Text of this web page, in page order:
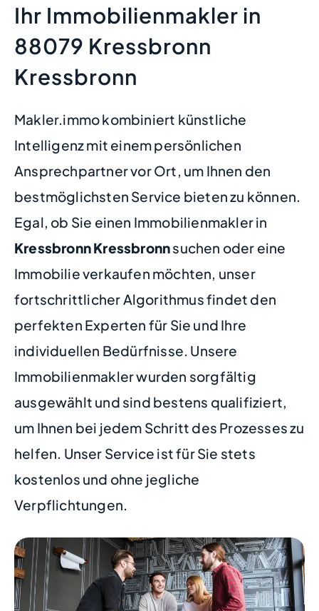
Ihr Immobilienmakler in
88079 Kressbronn
Kressbronn
Makler.immo kombiniert künstliche
Intelligenz mit einem persönlichen
Ansprechpartner vor Ort, um Ihnen den
bestmöglichsten Service bieten zu können.
Egal, ob Sie einen Immobilienmakler in
Kressbronn Kressbronnsuchen oder eine
Immobilie verkaufen möchten, unser
fortschrittlicher Algorithmus findet den
perfekten Experten für Sie und Ihre
individuellen Bedürfnisse. Unsere
Immobilienmakler wurden sorgfältig
ausgewählt und sind bestens qualifiziert,
um Ihnen bei jedem Schritt des Prozesses zu
helfen. Unser Service ist für Sie stets
kostenlos und ohne jegliche
Verpflichtungen.